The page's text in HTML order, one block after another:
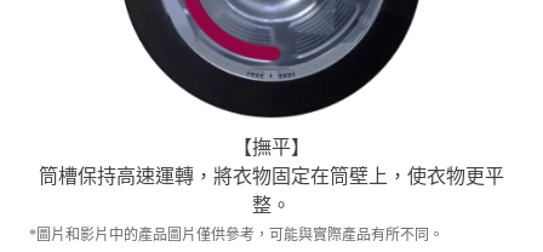
【撫平】
筒槽保持高速運轉，將衣物固定在筒壁上，使衣物更平
整。